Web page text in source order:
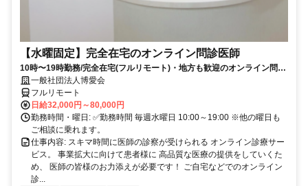
【水曜固定】完全在宅のオンライン問診医師
10時〜19時勤務/完全在宅(フルリモート)・地方も歓迎のオンライン問診
業務一般社団法人博愛会
フルリモート
日給32,000円～80,000円
勤務時間・曜日: ✅勤務時間 毎週水曜日 10:00～19:00 ※他の曜日も
ご相談に乗れます。
仕事内容: スキマ時間に医師の診察が受けられる オンライン診療サー
ビス。 事業拡大に向けて患者様に 高品質な医療の提供をしていくた
め、 医師の皆様のお力添えが必要です！ ご自宅などでのオンライン
診...